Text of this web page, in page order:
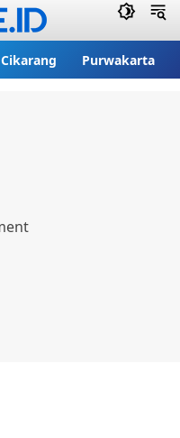
Cikarang Purwakarta